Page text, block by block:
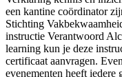
een kantine coördinator
Stichting
instructie Verantwoord
learning kun je deze
certificaat aanvragen.
evenementen heeft iedere